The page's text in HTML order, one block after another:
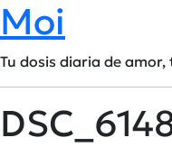
Moi
Tu dosis diaria de